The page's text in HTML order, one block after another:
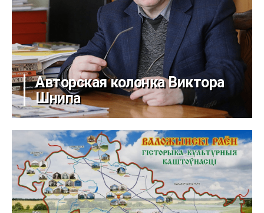
Авторская колонка Виктора
Шнипа